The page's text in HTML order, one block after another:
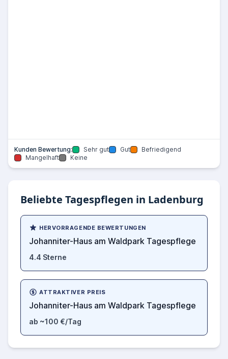
Kunden Bewertung: Sehr gut Gut
Befriedigend
Mangelhaft
Keine
Beliebte Tagespflegen in Ladenburg
HERVORRAGENDE BEWERTUNGEN
Johanniter-Haus am Waldpark Tagespflege
4.4 Sterne
ATTRAKTIVER PREIS
Johanniter-Haus am Waldpark Tagespflege
ab ~100 €/Tag